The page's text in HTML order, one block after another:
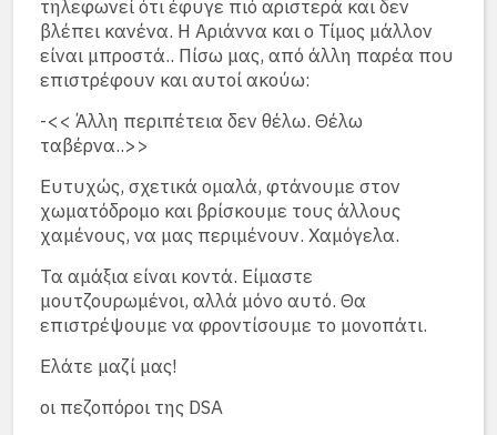
τηλεφωνεί ότι έφυγε πιό αριστερά και δεν
βλέπει κανένα. Η Αριάννα και ο Τίμος μάλλον
είναι μπροστά.. Πίσω μας, από άλλη παρέα που
επιστρέφουν και αυτοί ακούω:
-<< Άλλη περιπέτεια δεν θέλω. Θέλω
ταβέρνα..>>
Ευτυχώς, σχετικά ομαλά, φτάνουμε στον
χωματόδρομο και βρίσκουμε τους άλλους
χαμένους, να μας περιμένουν. Χαμόγελα.
Τα αμάξια είναι κοντά. Είμαστε
μουτζουρωμένοι, αλλά μόνο αυτό. Θα
επιστρέψουμε να φροντίσουμε το μονοπάτι.
Ελάτε μαζί μας!
οι πεζοπόροι της DSA